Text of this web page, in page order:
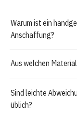
Warum ist ein
Anschaffung?
Aus welchen
Sind leichte
üblich?